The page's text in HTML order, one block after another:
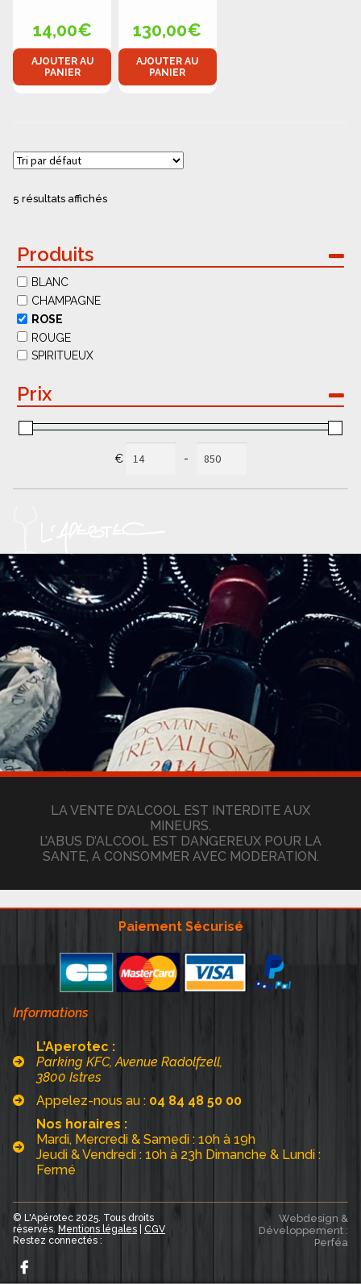
14,00€
AJOUTER AU
PANIER
130,00€
AJOUTER AU
PANIER
5 résultats affichés
Produits
BLANC
CHAMPAGNE
ROSE
ROUGE
SPIRITUEUX
Prix
€ -
LA VENTE D’ALCOOL EST INTERDITE AUX
MINEURS.
L’ABUS D’ALCOOL EST DANGEREUX POUR LA
SANTE, A CONSOMMER AVEC MODERATION.
Paiement Sécurisé
Informations
L'Aperotec :
Parking KFC, Avenue Radolfzell,
3800 Istres
Appelez-nous au : 04 84 48 50 00
Nos horaires :
Mardi, Mercredi & Samedi : 10h à 19h
Jeudi & Vendredi : 10h à 23h Dimanche & Lundi :
Fermé
© L'Apérotec 2025. Tous droits
réservés. Mentions légales
CGV
Restez connectés :
Webdesign &
Développement :
Perféa